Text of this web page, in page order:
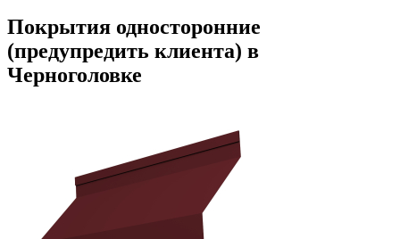
Покрытия односторонние
(предупредить клиента) в
Черноголовке